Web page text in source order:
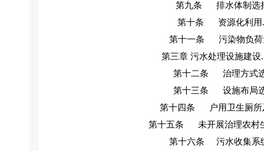
第九条
排水体制选
第十条
资源化利用
第十一条
污染物负
第三章 污水处理设施建设
第十二条
治理方式
第十三条
设施布局
第十四条
户用卫生厕
第十五条
未开展治理农村
第十六条
污水收集系